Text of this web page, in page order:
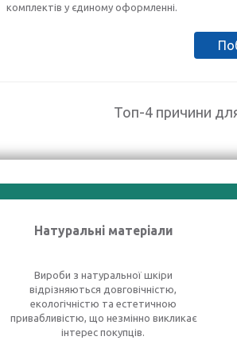
комплектів у єдиному оформленні.
Топ-4 причини
Натуральні матеріали
Вироби з натуральної шкіри
відрізняються довговічністю,
екологічністю та естетичною
привабливістю, що незмінно викликає
інтерес покупців.